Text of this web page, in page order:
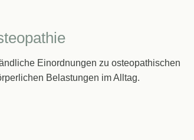
Einordnungen zu osteopathischen
Belastungen im Alltag.